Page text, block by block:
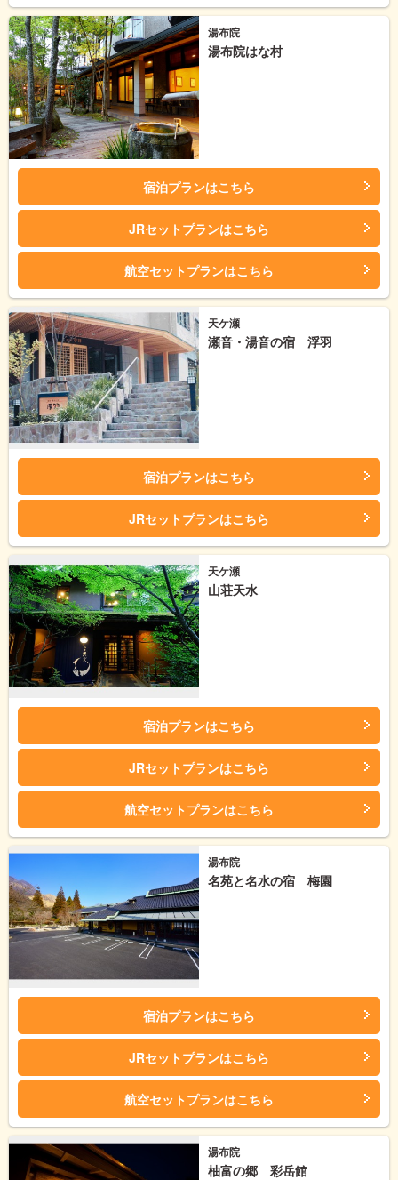
湯布院
湯布院はな村
宿泊プランはこちら
JRセットプランはこちら
航空セットプランはこちら
天ケ瀬
瀬音・湯音の宿 浮羽
宿泊プランはこちら
JRセットプランはこちら
天ケ瀬
山荘天水
宿泊プランはこちら
JRセットプランはこちら
航空セットプランはこちら
湯布院
名苑と名水の宿 梅園
宿泊プランはこちら
JRセットプランはこちら
航空セットプランはこちら
湯布院
柚富の郷 彩岳館